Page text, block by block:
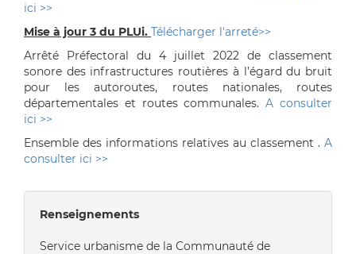
ici >>
Mise à jour 3 du PLUi. Télécharger l'arreté>>
Arrêté Préfectoral du 4 juillet 2022 de classement
sonore des infrastructures routières à l’égard du bruit
pour les autoroutes, routes nationales, routes
départementales et routes communales.A consulter
ici >>
Ensemble des informations relatives au classement . A
consulter ici >>
Renseignements
Service urbanisme de la Communauté de